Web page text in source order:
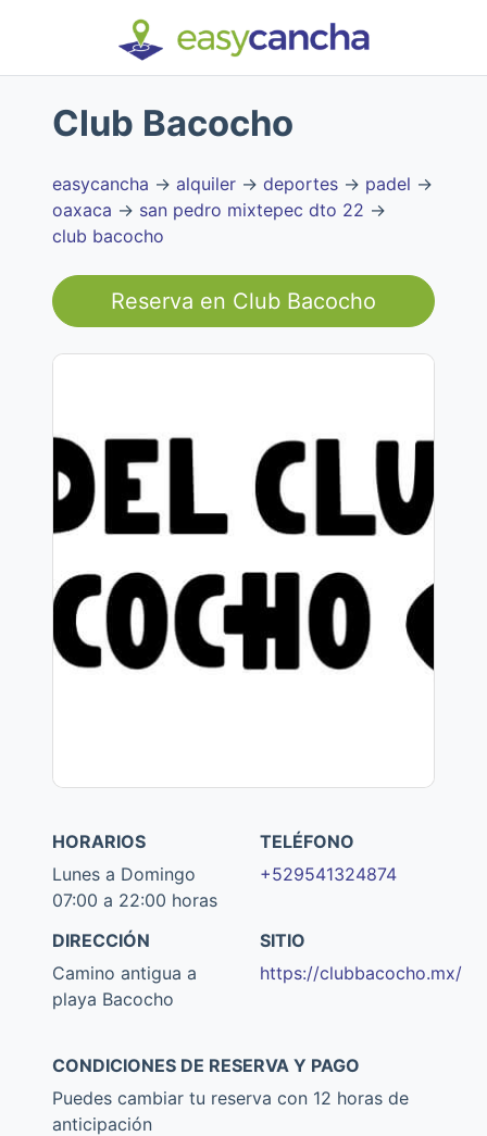
Club Bacocho
easycancha → alquiler → deportes → padel →
oaxaca → san pedro mixtepec dto 22 →
club bacocho
Reserva en Club Bacocho
HORARIOS
Lunes a Domingo
07:00 a 22:00 horas
TELÉFONO
+529541324874
DIRECCIÓN
Camino antigua a
playa Bacocho
SITIO
https://clubbacocho.mx/
CONDICIONES DE RESERVA Y PAGO
Puedes cambiar tu reserva con 12 horas de
anticipación